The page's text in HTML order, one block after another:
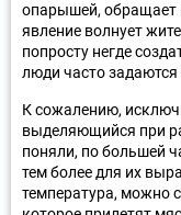
опарышей, обращает
явление волнует
попросту негде
люди часто
К сожалению,
выделяющийся при
поняли, по большей
тем более для их
температура, можно